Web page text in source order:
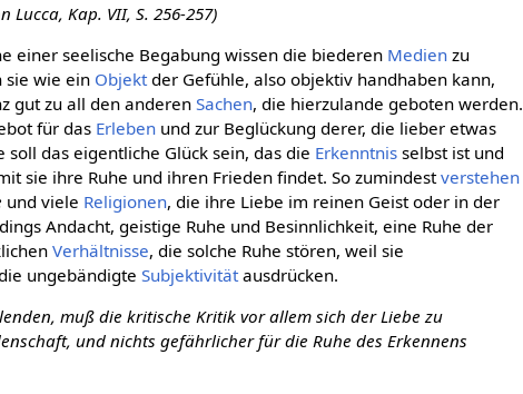
Lucca, Kap. VII, S. 256-257)
einer seelische Begabung wissen die biederen Medien zu
sie wie ein Objekt der Gefühle, also objektiv handhaben kann,
gut zu all den anderenSachen, die hierzulande geboten werden.
für das Erleben und zur Beglückung derer, die lieber etwas
das eigentliche Glück sein, das die Erkenntnis selbst ist und
sie ihre Ruhe und ihren Frieden findet. So zumindestverstehen
und viele Religionen, die ihre Liebe im reinen Geist oder in der
Andacht, geistige Ruhe und Besinnlichkeit, eine Ruhe der
Verhältnisse, die solche Ruhe stören, weil sie
ungebändigteSubjektivität ausdrücken.
muß die kritische Kritik vor allem sich der Liebe zu
und nichts gefährlicher für die Ruhe des Erkennens